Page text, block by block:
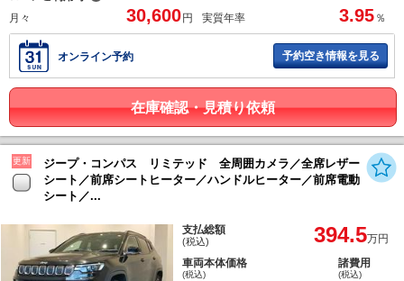
月々
30,600 円 実質年率 3.95 ％
オンライン予約 予約空き情報を見る
在庫確認・見積り依頼
更新
ジープ・コンパス リミテッド 全周囲カメラ／全席レザー
シート／前席シートヒーター／ハンドルヒーター／前席電動
シート／...
支払総額
(税込) 394.5万円
車両本体価格
(税込)
諸費用
(税込)